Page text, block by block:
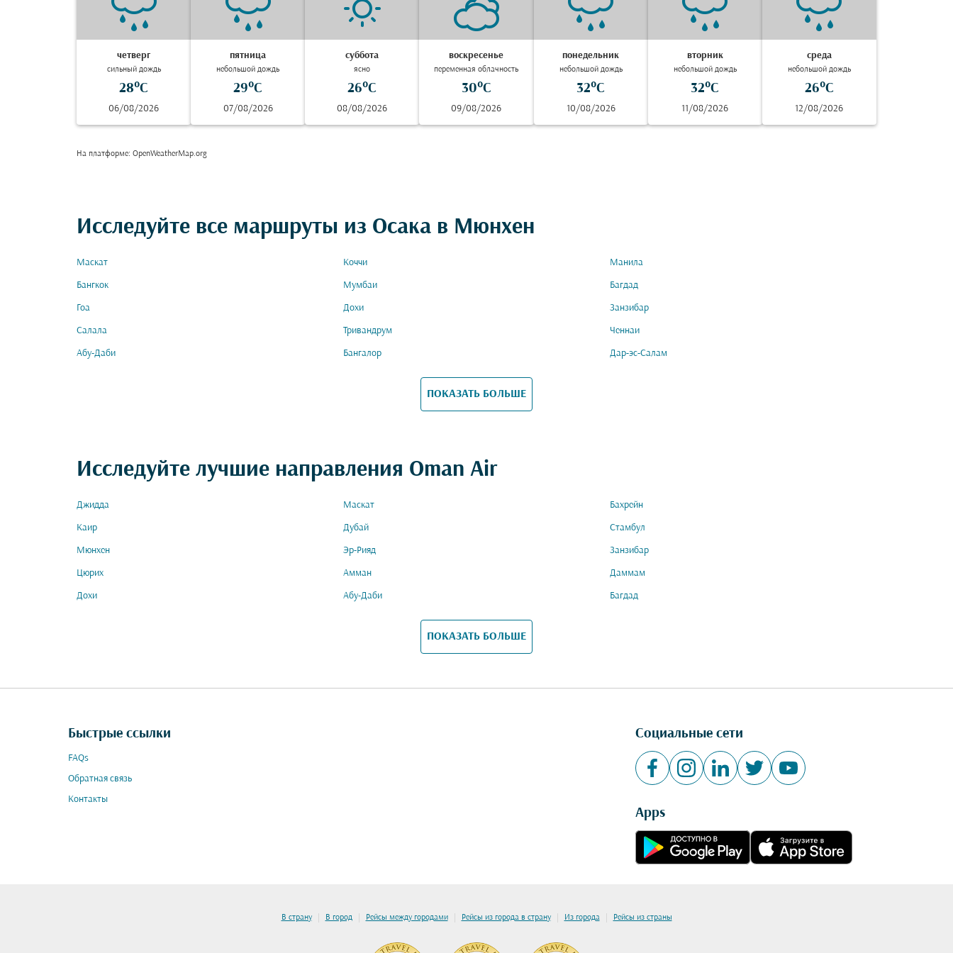
четверг
сильный дождь
28°C
06/08/2026
пятница
небольшой дождь
29°C
07/08/2026
суббота
ясно
26°C
08/08/2026
воскресенье
переменная облачность
30°C
09/08/2026
понедельник
небольшой дождь
32°C
10/08/2026
вторник
небольшой дождь
32°C
11/08/2026
среда
небольшой дождь
26°C
12/08/2026
На платформе: OpenWeatherMap.org
Исследуйте все маршруты из Осака в Мюнхен
Маскат Коччи Манила
Бангкок Мумбаи Багдад
Гоа Дохи Занзибар
Салала Тривандрум Ченнаи
Абу-Даби Бангалор Дар-эс-Салам
ПОКАЗАТЬ БОЛЬШЕ
Исследуйте лучшие направления Oman Air
Джидда Маскат Бахрейн
Каир Дубай Стамбул
Мюнхен Эр-Рияд Занзибар
Цюрих Амман Даммам
Дохи Абу-Даби Багдад
ПОКАЗАТЬ БОЛЬШЕ
Быстрые ссылки
FAQs
Обратная связь
Контакты
Социальные сети
Apps
В страну | В город | Рейсы между городами | Рейсы из города в страну | Из города | Рейсы из страны